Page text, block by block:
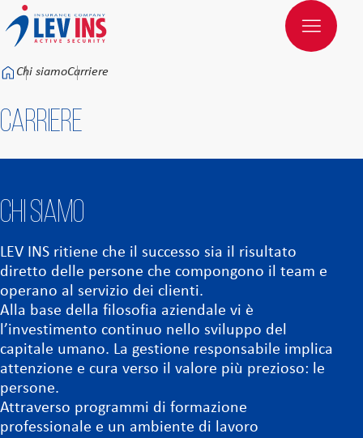
Към основното съдържание
Chi siamoCarriere
Carriere
Chi siamo
LEV INS ritiene che il successo sia il risultato
diretto delle persone che compongono il team e
operano al servizio dei clienti.
Alla base della filosofia aziendale vi è
l’investimento continuo nello sviluppo del
capitale umano. La gestione responsabile implica
attenzione e cura verso il valore più prezioso: le
persone.
Attraverso programmi di formazione
professionale e un ambiente di lavoro